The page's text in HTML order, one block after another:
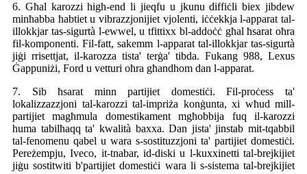
6. Għal karozzi high-end li jieqfu u jkunu diffiċli biex jibdew
minħabba ħabtiet u vibrazzjonijiet vjolenti, iċċekkja l-apparat tal-
illokkjar tas-sigurtà l-ewwel, u tfittixx bl-addoċċ għal ħsarat oħra
fil-komponenti. Fil-fatt, sakemm l-apparat tal-illokkjar tas-sigurtà
jiġi rrisettjat, il-karozza tista' terġa' tibda. Fukang 988, Lexus
Ġappuniżi, Ford u vetturi oħra għandhom dan l-apparat.
7. Sib ħsarat minn partijiet domestiċi. Fil-proċess ta'
lokalizzazzjoni tal-karozzi tal-impriża konġunta, xi wħud mill-
partijiet magħmula domestikament mgħobbija fuq il-karozzi
huma tabilħaqq ta' kwalità baxxa. Dan jista' jinstab mit-tqabbil
tal-fenomenu qabel u wara s-sostituzzjoni ta' partijiet domestiċi.
Pereżempju, Iveco, it-tnabar, id-diski u l-kuxxinetti tal-brejkijiet
jiġu sostitwiti b'partijiet domestiċi wara li s-sistema tal-brejkijiet